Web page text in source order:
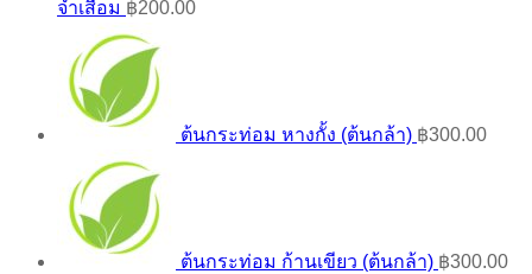
จำเสื่อม ฿200.00
ต้นกระท่อม หางกั้ง (ต้นกล้า) ฿300.00
ต้นกระท่อม ก้านเขียว (ต้นกล้า) ฿300.00